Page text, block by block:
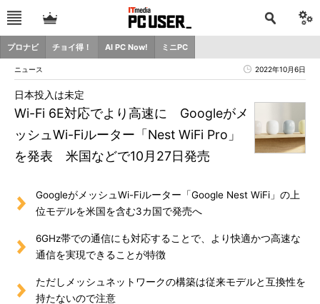
プロナビ チョイ得！ AI PC Now! ミニPC
ニュース 2022年10月6日
Wi-Fi 6E対応でより高速に Googleがメ
ッシュWi-Fiルーター「Nest WiFi Pro」
を発表 米国などで10月27日発売
日本投入は未定
GoogleがメッシュWi-Fiルーター「Google Nest WiFi」の上
位モデルを米国を含む3カ国で発売へ
6GHz帯での通信にも対応することで、より快適かつ高速な
通信を実現できることが特徴
ただしメッシュネットワークの構築は従来モデルと互換性を
持たないので注意